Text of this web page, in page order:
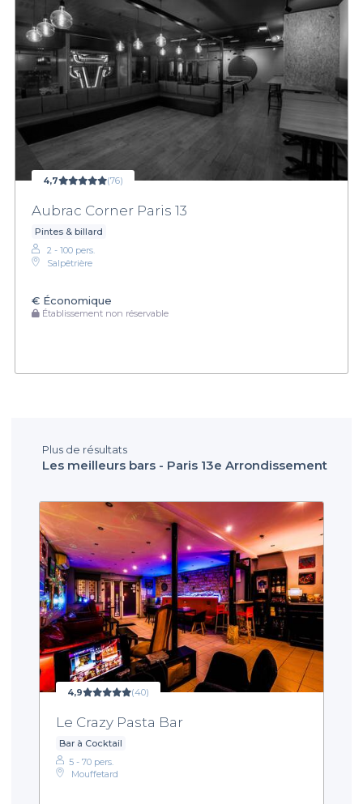
4,7 (76)
Aubrac Corner Paris 13
Pintes & billard
2 - 100 pers.
Salpêtrière
€ Économique
Établissement non réservable
Plus de résultats
Les meilleurs bars - Paris 13e Arrondissement
4,9 (40)
Le Crazy Pasta Bar
Bar à Cocktail
5 - 70 pers.
Mouffetard